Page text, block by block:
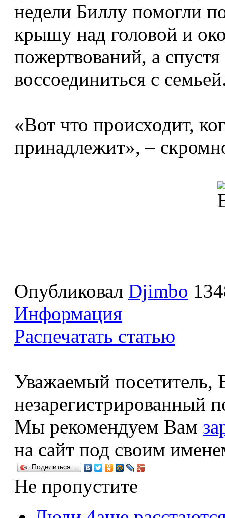
недели Биллу помогли
крышу над головой и
пожертвований, а
воссоединиться с
«Вот что происходит,
принадлежит», –
Опубликовал Djimbo
Информация
Распечатать статью
Уважаемый посетитель,
незарегистрированный
Мы рекомендуем Вам
на сайт под своим
Поделиться…
Не пропустите